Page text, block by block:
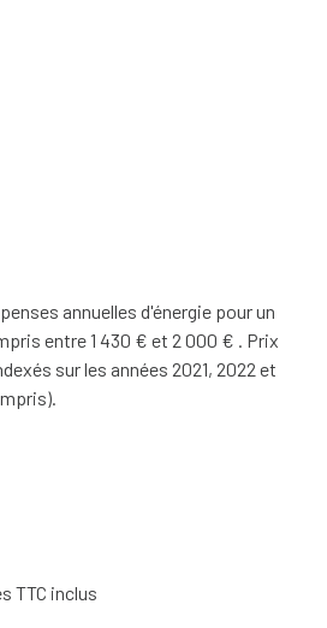
annuelles d'énergie pour un
entre 1 430 € et 2 000 € . Prix
sur les années 2021, 2022 et
TTC inclus